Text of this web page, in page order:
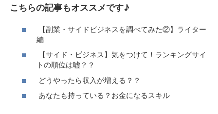
こちらの記事もオススメです♪
【副業・サイドビジネスを調べてみた②】ライター
編
【サイド・ビジネス】気をつけて！ランキングサイ
トの順位は嘘？？
どうやったら収入が増える？？
あなたも持っている？お金になるスキル